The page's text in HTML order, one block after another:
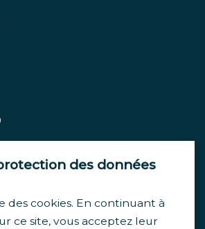
des données
des cookies. En continuant à
ce site, vous acceptez leur